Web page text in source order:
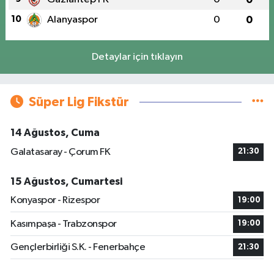
10 Alanyaspor 0 0
Detaylar için tıklayın
Süper Lig Fikstür
14 Ağustos, Cuma
Galatasaray - Çorum FK
21:30
15 Ağustos, Cumartesi
Konyaspor - Rizespor
19:00
Kasımpaşa - Trabzonspor 19:00
Gençlerbirliği S.K. - Fenerbahçe 21:30